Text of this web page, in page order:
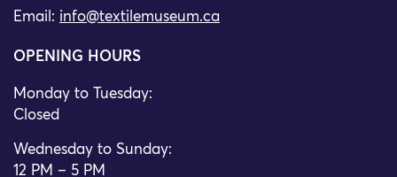
Email: info@textilemuseum.ca
OPENING HOURS
Monday to Tuesday:
Closed
Wednesday to Sunday:
12 PM – 5 PM